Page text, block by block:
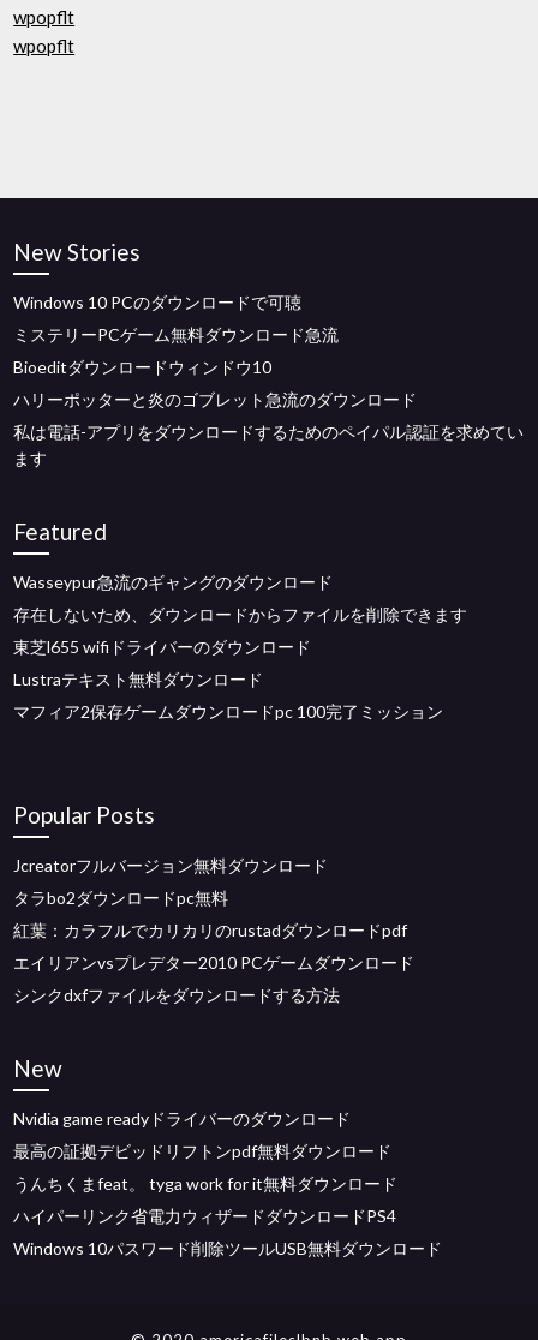
wpopflt
wpopflt
New Stories
Windows 10 PCのダウンロードで可聴
ミステリーPCゲーム無料ダウンロード急流
Bioeditダウンロードウィンドウ10
ハリーポッターと炎のゴブレット急流のダウンロード
私は電話-アプリをダウンロードするためのペイパル認証を求めてい
ます
Featured
Wasseypur急流のギャングのダウンロード
存在しないため、ダウンロードからファイルを削除できます
東芝l655 wifiドライバーのダウンロード
Lustraテキスト無料ダウンロード
マフィア2保存ゲームダウンロードpc 100完了ミッション
Popular Posts
Jcreatorフルバージョン無料ダウンロード
タラbo2ダウンロードpc無料
紅葉：カラフルでカリカリのrustadダウンロードpdf
エイリアンvsプレデター2010 PCゲームダウンロード
シンクdxfファイルをダウンロードする方法
New
Nvidia game readyドライバーのダウンロード
最高の証拠デビッドリフトンpdf無料ダウンロード
うんちくまfeat。 tyga work for it無料ダウンロード
ハイパーリンク省電力ウィザードダウンロードPS4
Windows 10パスワード削除ツールUSB無料ダウンロード